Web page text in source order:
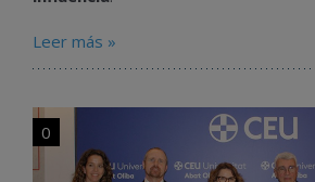
Leer más »
0